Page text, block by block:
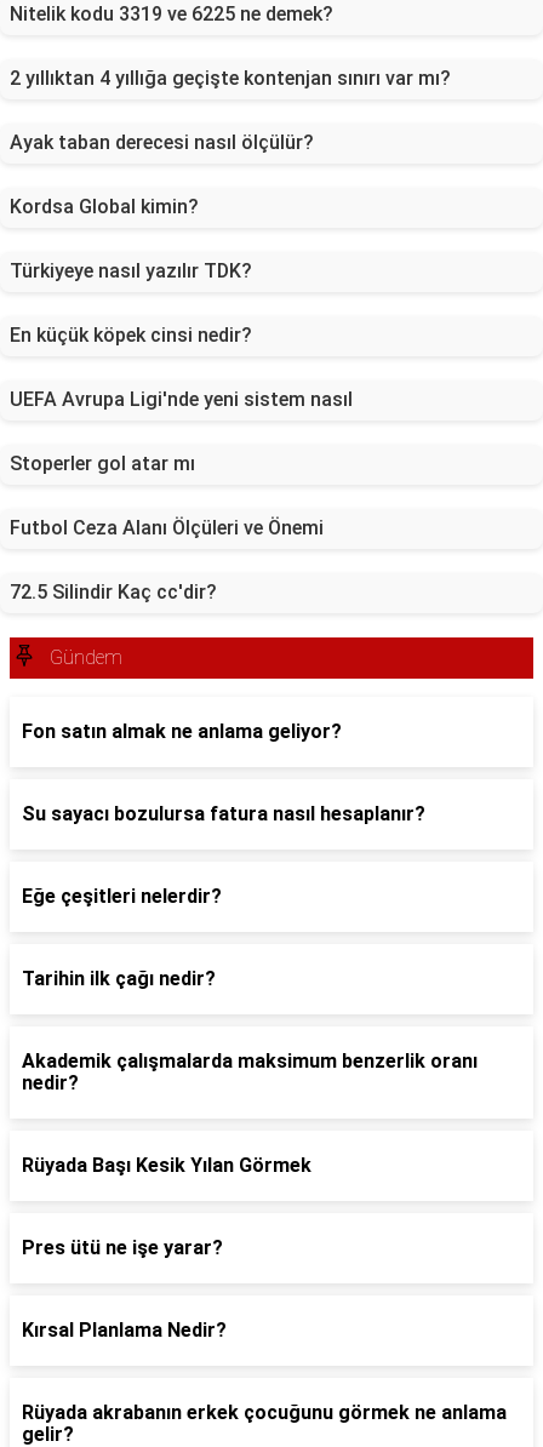
Nitelik kodu 3319 ve 6225 ne demek?
2 yıllıktan 4 yıllığa geçişte kontenjan sınırı var mı?
Ayak taban derecesi nasıl ölçülür?
Kordsa Global kimin?
Türkiyeye nasıl yazılır TDK?
En küçük köpek cinsi nedir?
UEFA Avrupa Ligi'nde yeni sistem nasıl
Stoperler gol atar mı
Futbol Ceza Alanı Ölçüleri ve Önemi
72.5 Silindir Kaç cc'dir?
Gündem
Fon satın almak ne anlama geliyor?
Su sayacı bozulursa fatura nasıl hesaplanır?
Eğe çeşitleri nelerdir?
Tarihin ilk çağı nedir?
Akademik çalışmalarda maksimum benzerlik oranı
nedir?
Rüyada Başı Kesik Yılan Görmek
Pres ütü ne işe yarar?
Kırsal Planlama Nedir?
Rüyada akrabanın erkek çocuğunu görmek ne anlama
gelir?